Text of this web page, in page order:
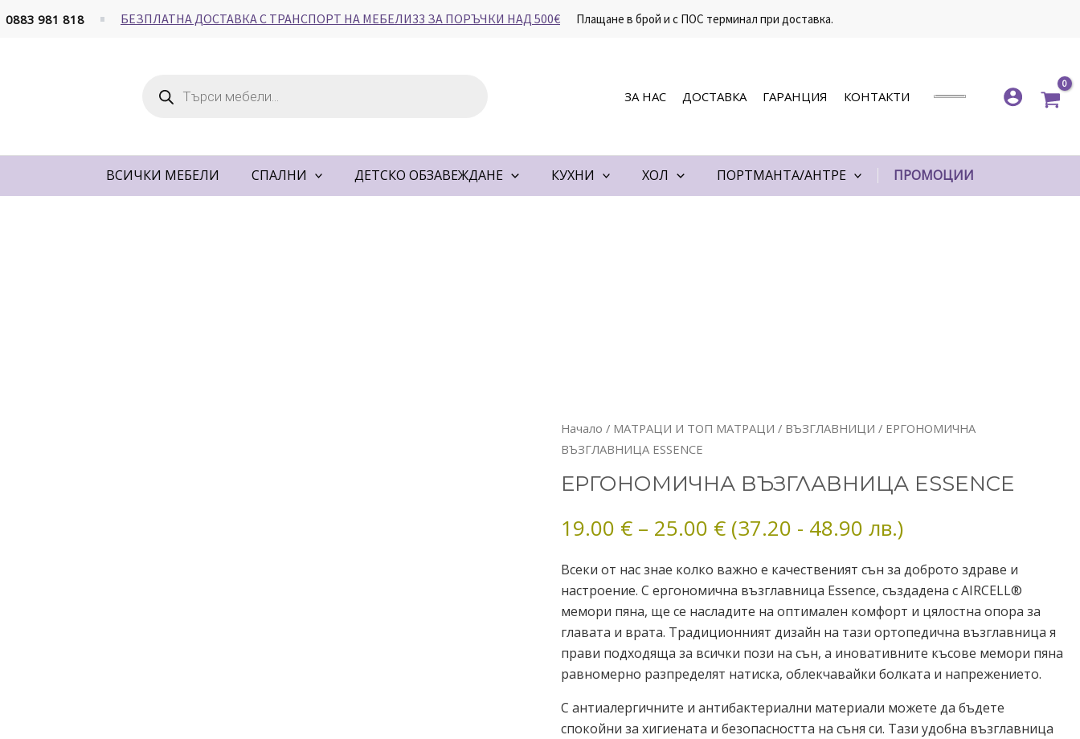
0883 981 818 БЕЗПЛАТНА ДОСТАВКА С ТРАНСПОРТ НА МЕБЕЛИ33 ЗА ПОРЪЧКИ НАД 500€ Плащане в брой и с ПОС терминал при доставка.
ЗА НАС ДОСТАВКА ГАРАНЦИЯ КОНТАКТИ
ВСИЧКИ МЕБЕЛИ СПАЛНИ ДЕТСКО ОБЗАВЕЖДАНЕ КУХНИ ХОЛ ПОРТМАНТА/АНТРЕ ПРОМОЦИИ
Начало / МАТРАЦИ И ТОП МАТРАЦИ / ВЪЗГЛАВНИЦИ / ЕРГОНОМИЧНА
ВЪЗГЛАВНИЦА ESSENCE
ЕРГОНОМИЧНА ВЪЗГЛАВНИЦА ESSENCE
19.00 € – 25.00 €
Price
19.00 €
through
(37.20 - 48.90 лв.)
Всеки от нас знае колко важно е качественият сън за доброто здраве и
настроение. С ергономична възглавница Essence, създадена с AIRCELL®
мемори пяна, ще се насладите на оптимален комфорт и цялостна опора за
главата и врата. Традиционният дизайн на тази ортопедична възглавница я
прави подходяща за всички пози на сън, а иновативните късове мемори пяна
равномерно разпределят натиска, облекчавайки болката и напрежението.
С антиалергичните и антибактериални материали можете да бъдете
спокойни за хигиената и безопасността на съня си. Тази удобна възглавница
количество
за
ВЪЗГЛАВНИЦА